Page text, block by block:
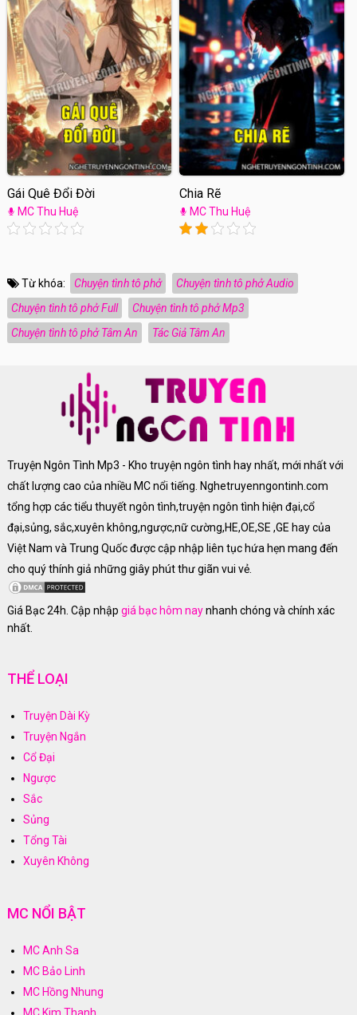
Gái Quê Đổi Đời
MC Thu Huệ
Chia Rẽ
MC Thu Huệ
Từ khóa: Chuyện tình tô phở
Chuyện tình tô phở Audio
Chuyện tình tô phở Full
Chuyện tình tô phở Mp3
Chuyện tình tô phở Tâm An
Tác Giả Tâm An
Truyện Ngôn Tình Mp3 - Kho truyện ngôn tình hay nhất, mới nhất với
chất lượng cao của nhiều MC nổi tiếng. Nghetruyenngontinh.com
tổng hợp các tiểu thuyết ngôn tình,truyện ngôn tình hiện đại,cổ
đại,sủng, sắc,xuyên không,ngược,nữ cường,HE,OE,SE ,GE hay của
Việt Nam và Trung Quốc được cập nhập liên tục hứa hẹn mang đến
cho quý thính giả những giây phút thư giãn vui vẻ.
Giá Bạc 24h. Cập nhập giá bạc hôm naynhanh chóng và chính xác
nhất.
THỂ LOẠI
Truyện Dài Kỳ
Truyện Ngắn
Cổ Đại
Ngược
Sắc
Sủng
Tổng Tài
Xuyên Không
MC NỔI BẬT
MC Anh Sa
MC Bảo Linh
MC Hồng Nhung
MC Kim Thanh